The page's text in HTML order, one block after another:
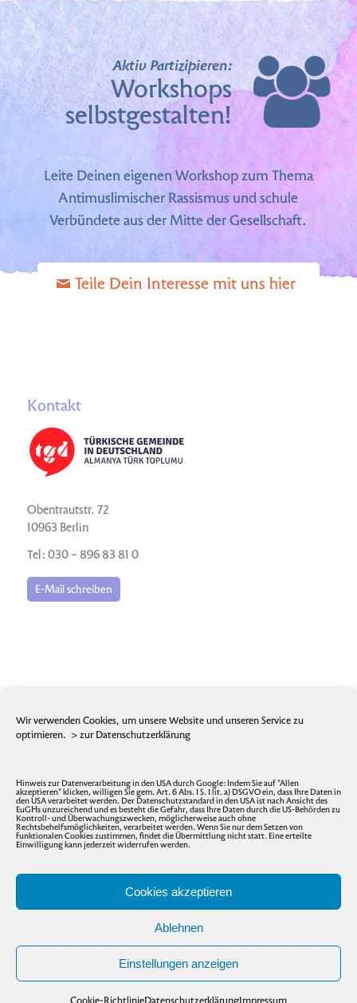
Wir verwenden Cookies, um unsere Website und unseren Service zu
optimieren. > zur Datenschutzerklärung
Hinweis zur Datenverarbeitung in den USA durch Google: Indem Sie auf "Allen
akzeptieren" klicken, willigen Sie gem. Art. 6 Abs. 1 S. 1 lit. a) DSGVO ein, dass Ihre Daten in
den USA verarbeitet werden. Der Datenschutzstandard in den USA ist nach Ansicht des
EuGHs unzureichend und es besteht die Gefahr, dass Ihre Daten durch die US-Behörden zu
Kontroll- und Überwachungszwecken, möglicherweise auch ohne
Rechtsbehelfsmöglichkeiten, verarbeitet werden. Wenn Sie nur dem Setzen von
funktionalen Cookies zustimmen, findet die Übermittlung nicht statt. Eine erteilte
Einwilligung kann jederzeit widerrufen werden.
Cookies akzeptieren
Ablehnen
Einstellungen anzeigen
Aktiv Partizipieren:
Workshops
selbstgestalten!
Leite Deinen eigenen Workshop zum Thema
Antimuslimischer Rassismus und schule
Verbündete aus der Mitte der Gesellschaft.
Teile Dein Interesse mit uns hier
Kontakt
Obentrautstr. 72
10963 Berlin
Tel: 030 – 896 83 81 0
E-Mail schreiben
Datenschutz